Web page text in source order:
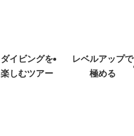
ダイビングを
楽しむツアー
レベルアップで
極める